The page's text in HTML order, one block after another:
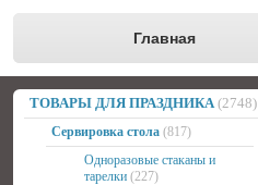
Главная
ТОВАРЫ ДЛЯ ПРАЗДНИКА (2748)
Сервировка стола (817)
Одноразовые стаканы и
тарелки (227)